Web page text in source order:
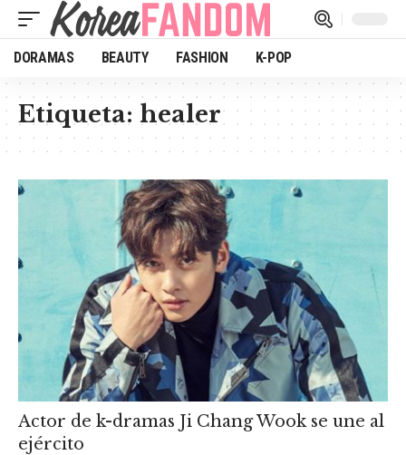
DORAMAS BEAUTY FASHION K-POP
Etiqueta: healer
Actor de k-dramas Ji Chang Wook se une al
ejército